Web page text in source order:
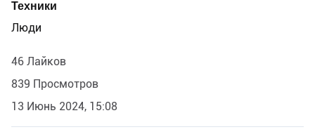
Техники
Люди
46 Лайков
839 Просмотров
13 Июнь 2024, 15:08